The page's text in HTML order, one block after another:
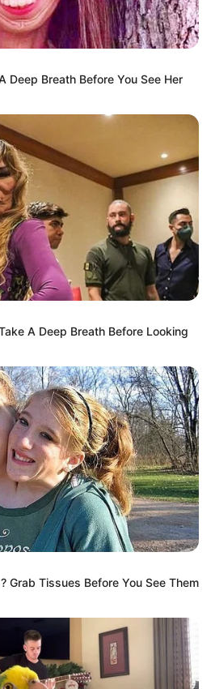
κλέψουν, καταφεύγουν σε
πληθωρισμού, είτε μέσω bail-
Η ιστορία το
βάσει του Εκτελεστικού
τον εν μία νυκτί για να
Το 2013, η Κύπρος πάγωσε
και κατάσχεσε καταθέσεις
δολάρια). Αυτές δεν ήταν
για το τι θα ακολουθήσει.
φυλάσσονται εκτός του
αποτελούν την απόλυτη
Deep Breath Before You See Her
A Deep Breath Before Looking
Grab Tissues Before You See Them